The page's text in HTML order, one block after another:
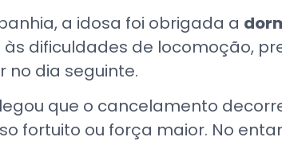
a idosa foi obrigada a
dificuldades de locomoção,
no dia seguinte.
que o cancelamento
fortuito ou força maior. No